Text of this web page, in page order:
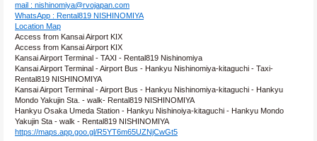
mail : nishinomiya@rvojapan.com
WhatsApp : Rental819 NISHINOMIYA
Location Map
Access from Kansai Airport KIX
Access from Kansai Airport KIX
Kansai Airport Terminal - TAXI - Rental819 Nishinomiya
Kansai Airport Terminal - Airport Bus - Hankyu Nishinomiya-kitaguchi - Taxi-
Rental819 NISHINOMIYA
Kansai Airport Terminal - Airport Bus - Hankyu Nishinomiya-kitaguchi - Hankyu
Mondo Yakujin Sta. - walk- Rental819 NISHINOMIYA
Hankyu Osaka Umeda Station - Hankyu Nishinoiya-kitaguchi - Hankyu Mondo
Yakujin Sta - walk - Rental819 NISHINOMIYA
https://maps.app.goo.gl/R5YT6m65UZNjCwGt5